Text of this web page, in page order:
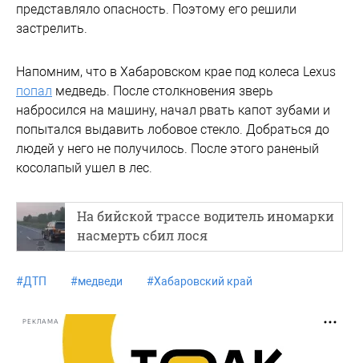
представляло опасность. Поэтому его решили
застрелить.
Напомним, что в Хабаровском крае под колеса Lexus
попал медведь. После столкновения зверь
набросился на машину, начал рвать капот зубами и
попытался выдавить лобовое стекло. Добраться до
людей у него не получилось. После этого раненый
косолапый ушел в лес.
На бийской трассе водитель иномарки
насмерть сбил лося
#ДТП #медведи #Хабаровский край
РЕКЛАМА